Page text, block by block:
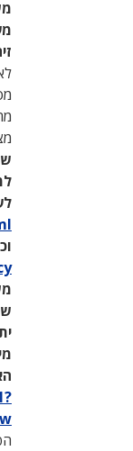
משלבת את המידע
מערכת הגוגל
עם זאת,
לאפשר גם לגוגל
מסכים באתר
מהשימוש באתר
לפי תנאי
למידע נוסף אודות
לעיין בתנאי
terms/us.html
וכן במדיניות
privacy
משתמש אשר לא
שימוש בנתונים
יתקין את תוסף
מידע לגוגל
181881?
(יובהר עם
הפרטיות של גוגל